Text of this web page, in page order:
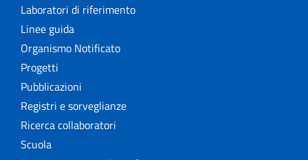
Laboratori di riferimento
Linee guida
Organismo Notificato
Progetti
Pubblicazioni
Registri e sorveglianze
Ricerca collaboratori
Scuola